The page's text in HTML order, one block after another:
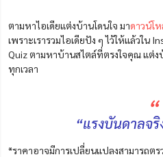
ตามหาไอเดียแต่งบ้านโดนใจ มาดาวน์โ
เพราะเรารวมไอเดียปัง ๆ ไว้ให้แล้วใน
Quiz ตามหาบ้านสไตล์ที่ตรงใจคุณ แต่
ทุกเวลา
“
“แรงบันดาลจ
*ราคาอาจมีการเปลี่ยนแปลงสามารถต